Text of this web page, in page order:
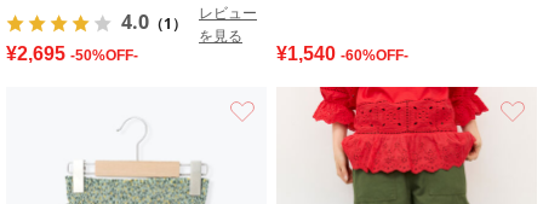
4.0 （1）
レビュー
を見る
¥2,695 -50%OFF- ¥1,540 -60%OFF-
お気に入り